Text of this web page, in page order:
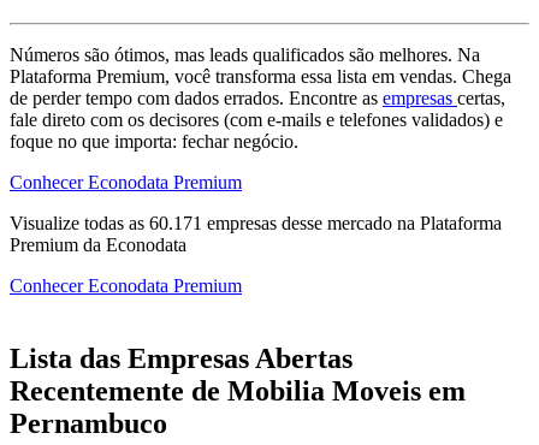
Números são ótimos, mas leads qualificados são melhores. Na
Plataforma Premium, você transforma essa lista em vendas. Chega
de perder tempo com dados errados. Encontre as empresas certas,
fale direto com os decisores (com e-mails e telefones validados) e
foque no que importa: fechar negócio.
Conhecer Econodata Premium
Visualize todas as 60.171 empresas desse mercado na Plataforma
Premium da Econodata
Conhecer Econodata Premium
Lista das Empresas Abertas
Recentemente de Mobilia Moveis em
Pernambuco